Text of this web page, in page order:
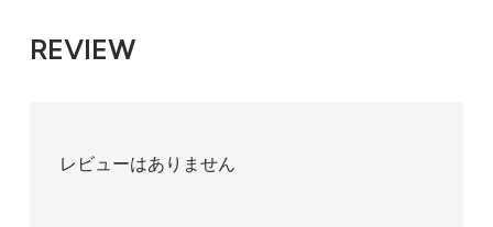
REVIEW
レビューはありません